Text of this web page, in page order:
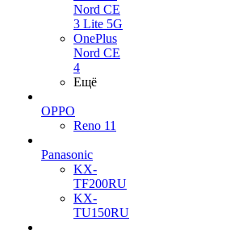
Nord CE
3 Lite 5G
OnePlus
Nord CE
4
Ещё
OPPO
Reno 11
Panasonic
KX-
TF200RU
KX-
TU150RU